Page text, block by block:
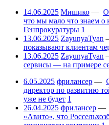
14.06.2025 Мишико — О
что мы мало что знаем о
Генпрокуратуры 1
13.06.2025 ZayunyaTyan
показывают клиентам
13.06.2025 ZayunyaTyan
сервисы — на примере
6.05.2025 фрилансер —
директор по развитию
уже не будет 1
26.04.2025 фрилансер —
«Авито», что